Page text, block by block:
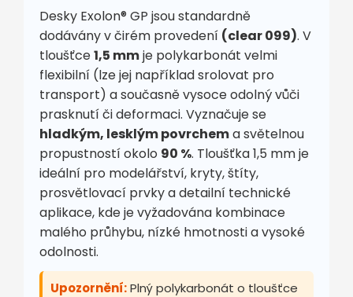
Desky Exolon® GP jsou standardně
dodávány v čirém provedení (clear 099). V
tloušťce1,5 mmje polykarbonát velmi
flexibilní (lze jej například srolovat pro
transport) a současně vysoce odolný vůči
prasknutí či deformaci. Vyznačuje se
hladkým, lesklým povrchema světelnou
propustností okolo 90 %. Tloušťka 1,5 mm je
ideální pro modelářství, kryty, štíty,
prosvětlovací prvky a detailní technické
aplikace, kde je vyžadována kombinace
malého průhybu, nízké hmotnosti a vysoké
odolnosti.
Upozornění:Plný polykarbonát o tloušťce